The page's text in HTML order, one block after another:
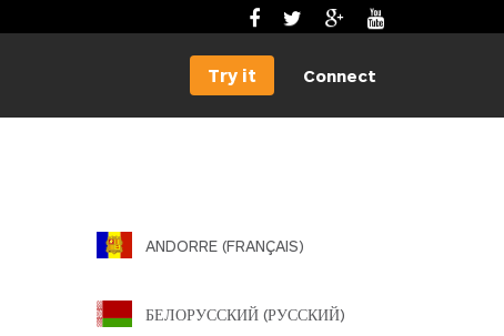
Try it Connect
ANDORRE (FRANÇAIS)
БЕЛОРУССКИЙ (РУССКИЙ)